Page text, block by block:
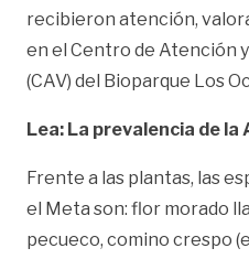
recibieron atención,
en el Centro de Atención
(CAV) del Bioparque Los
Lea: La prevalencia de
Frente a las plantas, las
el Meta son: flor morado
pecueco, comino crespo